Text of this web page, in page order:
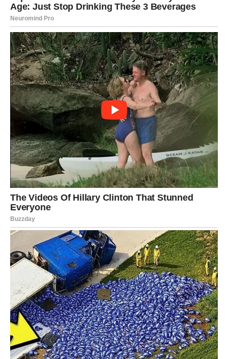
RAK
Rakovi su među najvećim miljenicima sudbine ovog
perioda.
Poslije mnogo tuge dolazi događaj koji vam vraća vjeru da
sreća ipak postoji.
Konačno dolazi vrijeme radosti
Pred vama su veoma nježni i sretni trenuci.
LAV
Lavovima dolazi veliki poslovni i finansijski uspjeh.
Sve ono što ste dugo gradili sada konačno počinje
donositi ozbiljan novac i priznanje.
Veliko slavlje zbog ogromnog uspjeha
Pred vama su veoma uspješni dani.
DJEVICA